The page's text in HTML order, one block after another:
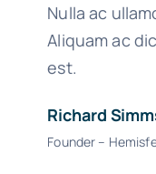
Nulla ac
Aliquam ac
est.
Richard
Founder –